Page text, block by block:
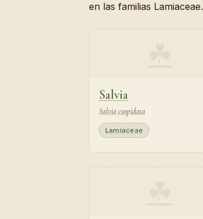
en las familias Lamiaceae.
Salvia
Salvia cuspidata
Lamiaceae